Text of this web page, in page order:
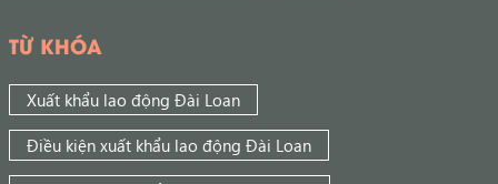
TỪ KHÓA
Xuất khẩu lao động Đài Loan
Điều kiện xuất khẩu lao động Đài Loan